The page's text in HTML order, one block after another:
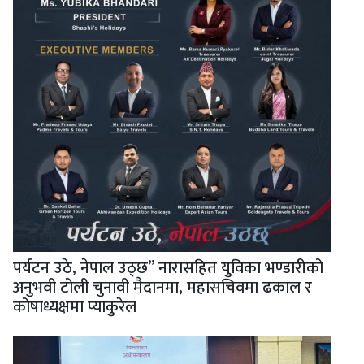
पर्यटन उठे, नेपाल उठ्छ” नारासहित युविका भण्डारीको
अनुभवी टोली चुनावी मैदानमा, महासचिवमा ढकाल र
कोषाध्यक्षमा प्याकुरेल